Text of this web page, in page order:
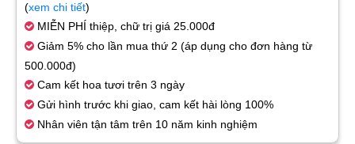
(xem chi tiết)
MIỄN PHÍ thiệp, chữ trị giá 25.000đ
Giảm 5% cho lần mua thứ 2 (áp dụng cho đơn hàng từ
500.000đ)
Cam kết hoa tươi trên 3 ngày
Gửi hình trước khi giao, cam kết hài lòng 100%
Nhân viên tận tâm trên 10 năm kinh nghiệm